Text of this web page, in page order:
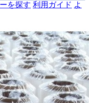
を探す 利用ガイド よ